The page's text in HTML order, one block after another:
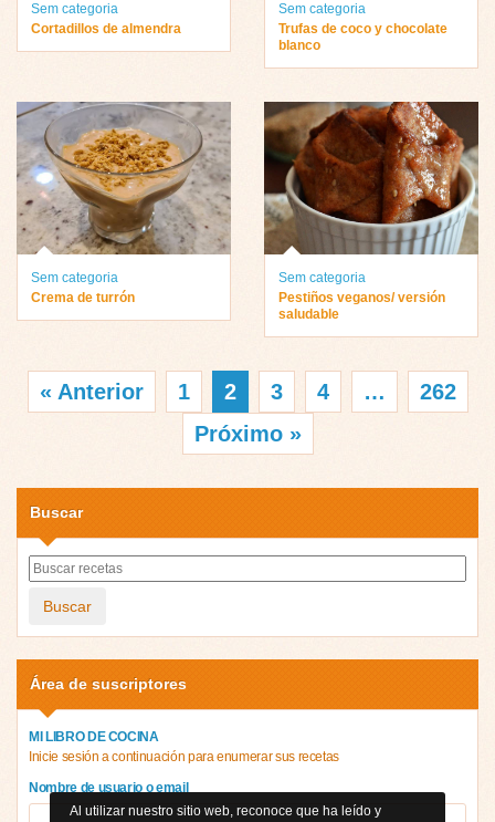
Sem categoria
Cortadillos de almendra
Sem categoria
Trufas de coco y chocolate
blanco
Sem categoria
Crema de turrón
Sem categoria
Pestiños veganos/ versión
saludable
« Anterior 1 2 3 4 …
262
Próximo »
Buscar
Buscar
Área de suscriptores
MI LIBRO DE COCINA
Inicie sesión a continuación para enumerar sus recetas
Nombre de usuario o email
Al utilizar nuestro sitio web, reconoce que ha leído y